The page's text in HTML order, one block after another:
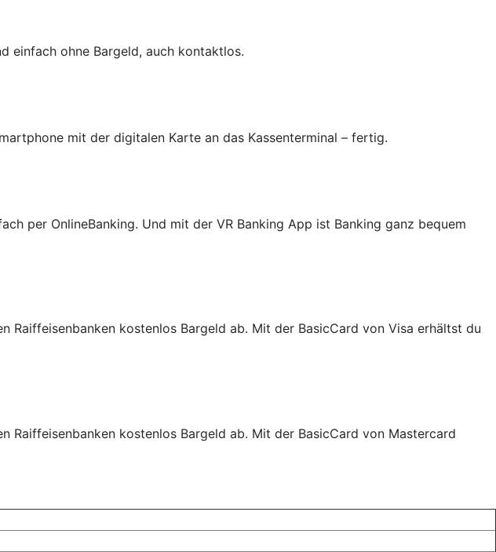
einfach ohne Bargeld, auch kontaktlos.
mit der digitalen Karte an das Kassenterminal – fertig.
per OnlineBanking. Und mit der VR Banking App ist Banking ganz bequem
kostenlos Bargeld ab. Mit der BasicCard von Visa erhältst du
kostenlos Bargeld ab. Mit der BasicCard von Mastercard